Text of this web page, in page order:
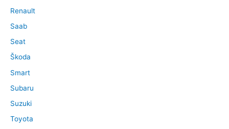
Renault
Saab
Seat
Škoda
Smart
Subaru
Suzuki
Toyota